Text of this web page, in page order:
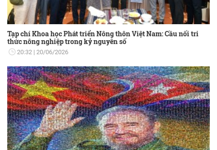
Tạp chí Khoa học Phát triển Nông thôn Việt Nam: Cầu nối tri
thức nông nghiệp trong kỷ nguyên số
20:32 20/06/2026